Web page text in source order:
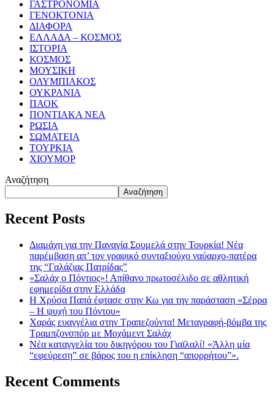
ΓΑΣΤΡΟΝΟΜΙΑ
ΓΕΝΟΚΤΟΝΙΑ
ΔΙΑΦΟΡΑ
ΕΛΛΑΔΑ – ΚΟΣΜΟΣ
ΙΣΤΟΡΙΑ
ΚΟΣΜΟΣ
ΜΟΥΣΙΚΗ
ΟΛΥΜΠΙΑΚΟΣ
ΟΥΚΡΑΝΙΑ
ΠΑΟΚ
ΠΟΝΤΙΑΚΑ ΝΕΑ
ΡΩΣΙΑ
ΣΩΜΑΤΕΙΑ
ΤΟΥΡΚΙΑ
ΧΙΟΥΜΟΡ
Αναζήτηση
Αναζήτηση
Recent Posts
Διαμάχη για την Παναγία Σουμελά στην Τουρκία! Νέα
παρέμβαση απ’ τον γραφικό συνταξιούχο ναύαρχο-πατέρα
της “Γαλάζιας Πατρίδας”
«Σαλάχ ο Πόντιος»! Απίθανο πρωτοσέλιδο σε αθλητική
εφημερίδα στην Ελλάδα
Η Χρύσα Παπά έφτασε στην Κω για την παράσταση «Σέρρα
– Η ψυχή του Πόντου»
Χαράς ευαγγέλια στην Τραπεζούντα! Μεταγραφή-βόμβα της
Τραμπζονσπόρ με Μοχάμεντ Σαλάχ
Νέα καταγγελία του δικηγόρου του Γιαϊλαλί! «Άλλη μία
“εφεύρεση” σε βάρος του η επίκληση “απορρήτου”».
Recent Comments